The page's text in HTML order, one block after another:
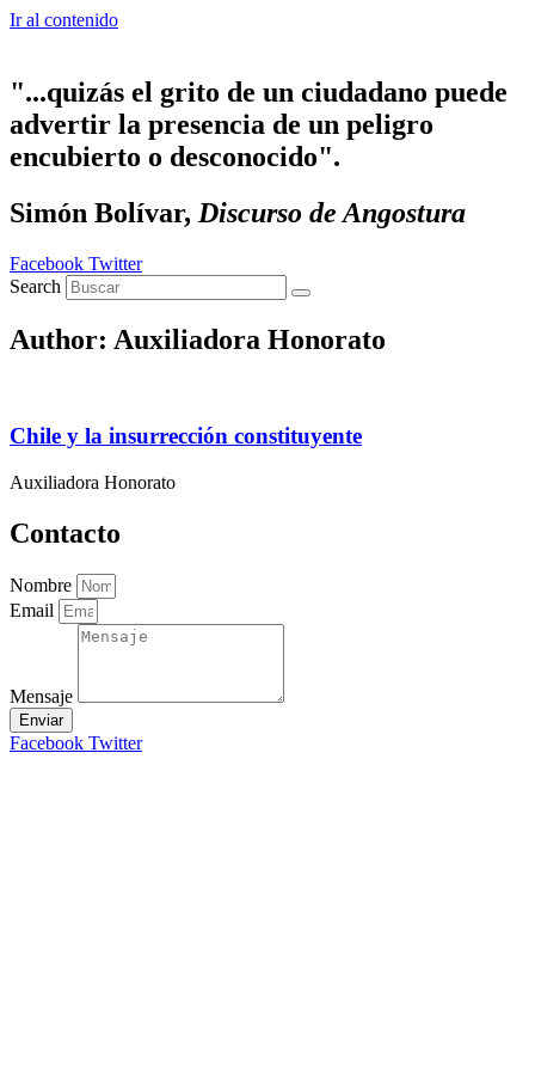
Ir al contenido
"...quizás el grito de un ciudadano puede
advertir la presencia de un peligro
encubierto o desconocido".
Simón Bolívar, Discurso de Angostura
Facebook Twitter
Search
Author: Auxiliadora Honorato
Chile y la insurrección constituyente
Auxiliadora Honorato
Contacto
Nombre
Email
Mensaje
Enviar
Facebook Twitter